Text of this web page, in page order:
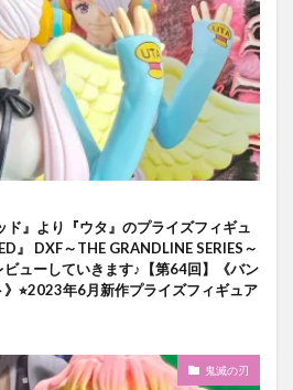
ド』より『ウタ』のプライズフィギュ
』 DXF～THE GRANDLINE SERIES～
ューしていきます♪【第64回】《バン
⭐︎2023年6月新作プライズフィギュア
鬼滅の刃